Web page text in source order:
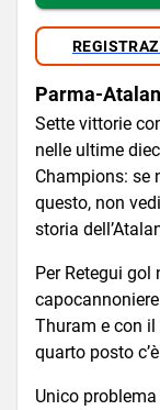
Parma-
Sette vittorie
nelle ultime
Champions: se
questo, non
storia
Per Retegui
Thuram e con il
quarto posto
Unico